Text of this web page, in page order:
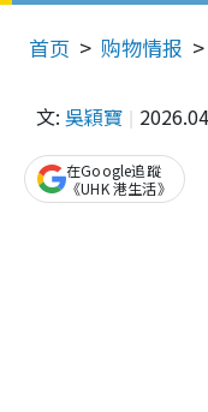
首页 购物情报
文: 吳穎寶
在Google追蹤
《UHK 港生活》